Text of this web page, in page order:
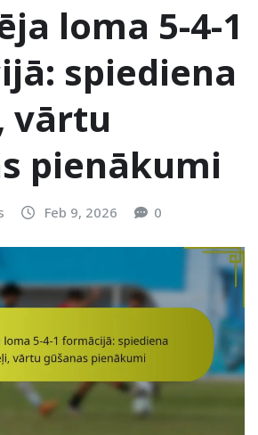
loma 5-4-1
spiediena
vārtu
pienākumi
Feb 9, 2026 0